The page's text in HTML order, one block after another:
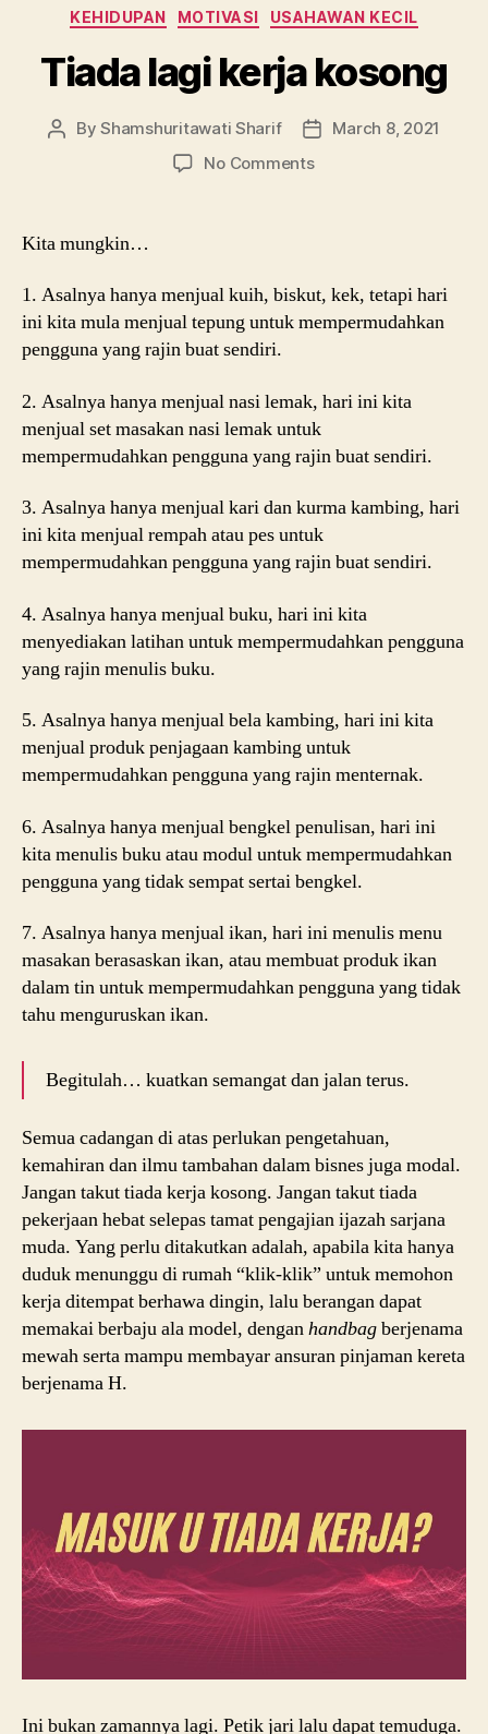
Categories
KEHIDUPAN MOTIVASI USAHAWAN KECIL
Tiada lagi kerja kosong
PostByShamshuritawati Sharif
PostMarch 8, 2021
No Commentson
Kita mungkin…
1. Asalnya hanya menjual kuih, biskut, kek, tetapi hari
ini kita mula menjual tepung untuk mempermudahkan
pengguna yang rajin buat sendiri.
2. Asalnya hanya menjual nasi lemak, hari ini kita
menjual set masakan nasi lemak untuk
mempermudahkan pengguna yang rajin buat sendiri.
3. Asalnya hanya menjual kari dan kurma kambing, hari
ini kita menjual rempah atau pes untuk
mempermudahkan pengguna yang rajin buat sendiri.
4. Asalnya hanya menjual buku, hari ini kita
menyediakan latihan untuk mempermudahkan pengguna
yang rajin menulis buku.
5. Asalnya hanya menjual bela kambing, hari ini kita
menjual produk penjagaan kambing untuk
mempermudahkan pengguna yang rajin menternak.
6. Asalnya hanya menjual bengkel penulisan, hari ini
kita menulis buku atau modul untuk mempermudahkan
pengguna yang tidak sempat sertai bengkel.
7. Asalnya hanya menjual ikan, hari ini menulis menu
masakan berasaskan ikan, atau membuat produk ikan
dalam tin untuk mempermudahkan pengguna yang tidak
tahu menguruskan ikan.
Begitulah… kuatkan semangat dan jalan terus.
Semua cadangan di atas perlukan pengetahuan,
kemahiran dan ilmu tambahan dalam bisnes juga modal.
Jangan takut tiada kerja kosong. Jangan takut tiada
pekerjaan hebat selepas tamat pengajian ijazah sarjana
muda. Yang perlu ditakutkan adalah, apabila kita hanya
duduk menunggu di rumah “klik-klik” untuk memohon
kerja ditempat berhawa dingin, lalu berangan dapat
memakai berbaju ala model, denganhandbagberjenama
mewah serta mampu membayar ansuran pinjaman kereta
berjenama H.
Ini bukan zamannya lagi. Petik jari lalu dapat temuduga.